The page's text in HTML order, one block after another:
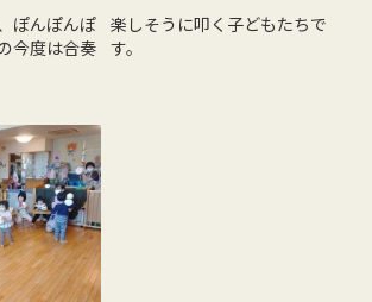
ぽんぽんぽ
今度は合奏
楽しそうに叩く子どもたちで
す。